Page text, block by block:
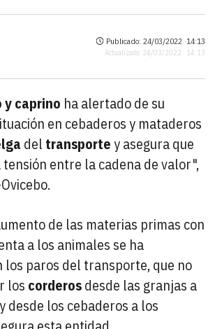
Publicado: 24/03/2022 ·14:13
Actualizado: 24/03/2022 · 14:13
y caprino ha alertado de su
en cebaderos y mataderos
del transportey asegura que
entre la cadena de valor",
de las materias primas con
a los animales se ha
los paros del transporte, que no
los corderosdesde las granjas a
y desde los cebaderos a los